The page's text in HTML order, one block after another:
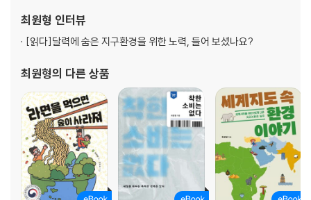
딱따구리 둥지를 재활용하다_ 동고비
인류 문명과 기후문제, 그리고 공정 무역 이야기_ 5월 둘째 주 토요일 세
1만 2천 km를 논스톱으로 나는 대륙의 여행자_ 큰뒷부리도요
능소화가 핀 여름
새가 둥지를 떠나 독립하는 이소 시즌_ 참새
폭염에 달궈진 도시를 식히는 고마운 식물_ 담쟁이덩굴
나라 잃은 설움이 담긴 망국초_ 개망초
바깥세상과 소통하는 요긴한 창구_ 간이역
으로는 《세계지도 속 환경 이야기》, 《질문으로 시작
최원형 인터뷰
[읽다]달력에 숨은 지구환경을 위한 노력, 들어 보셨나요?
최원형의 다른 상품